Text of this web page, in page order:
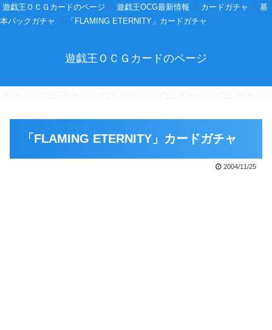
遊戯王ＯＣＧカードのページ 遊戯王OCG最新情報 カードガチャ
基
本パックガチャ
「FLAMING ETERNITY」カードガチャ
遊戯王ＯＣＧカードのページ
「FLAMING ETERNITY」カードガチャ
2004/11/25